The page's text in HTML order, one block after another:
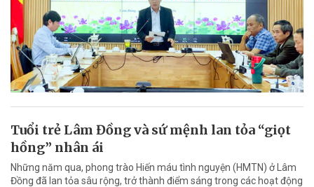
Tuổi trẻ Lâm Đồng và sứ mệnh lan tỏa “giọt
hồng” nhân ái
Những năm qua, phong trào Hiến máu tình nguyện (HMTN) ở Lâm
Đồng đã lan tỏa sâu rộng, trở thành điểm sáng trong các hoạt động